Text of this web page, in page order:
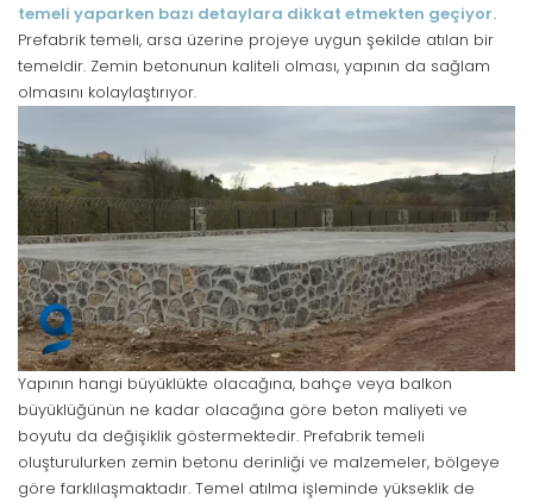
temeli yaparken bazı detaylara dikkat etmekten geçiyor.
Prefabrik temeli, arsa üzerine projeye uygun şekilde atılan bir
temeldir. Zemin betonunun kaliteli olması, yapının da sağlam
olmasını kolaylaştırıyor.
Yapının hangi büyüklükte olacağına, bahçe veya balkon
büyüklüğünün ne kadar olacağına göre beton maliyeti ve
boyutu da değişiklik göstermektedir. Prefabrik temeli
oluşturulurken zemin betonu derinliği ve malzemeler, bölgeye
göre farklılaşmaktadır. Temel atılma işleminde yükseklik de